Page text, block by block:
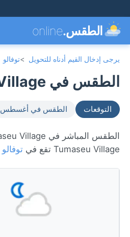
الطقس.online
يرجى إدخال القيم أدناه للتحويل >توفالو
الطقس في Tumaseu Village, توفالو 🇹🇻
التوقعات الطقس في أغسطس
Tumaseu Village تقع في
توفالو